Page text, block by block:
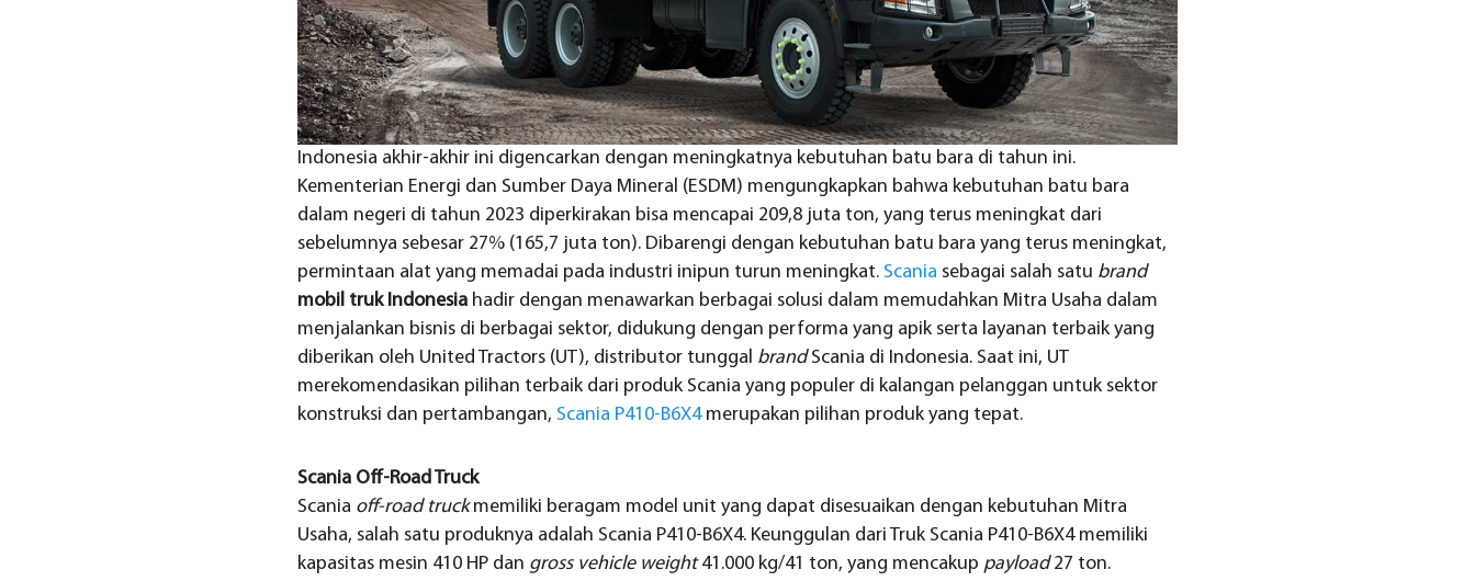
Indonesia akhir-akhir ini digencarkan dengan meningkatnya kebutuhan batu bara di tahun ini.
Kementerian Energi dan Sumber Daya Mineral (ESDM) mengungkapkan bahwa kebutuhan batu bara
dalam negeri di tahun 2023 diperkirakan bisa mencapai 209,8 juta ton, yang terus meningkat dari
sebelumnya sebesar 27% (165,7 juta ton). Dibarengi dengan kebutuhan batu bara yang terus meningkat,
permintaan alat yang memadai pada industri inipun turun meningkat. Scania sebagai salah satu brand
mobil truk Indonesia hadir dengan menawarkan berbagai solusi dalam memudahkan Mitra Usaha dalam
menjalankan bisnis di berbagai sektor, didukung dengan performa yang apik serta layanan terbaik yang
diberikan oleh United Tractors (UT), distributor tunggal brandScania di Indonesia. Saat ini, UT
merekomendasikan pilihan terbaik dari produk Scania yang populer di kalangan pelanggan untuk sektor
konstruksi dan pertambangan, Scania P410-B6X4merupakan pilihan produk yang tepat.
Scania Off-Road Truck
Scania off-road truckmemiliki beragam model unit yang dapat disesuaikan dengan kebutuhan Mitra
Usaha, salah satu produknya adalah Scania P410-B6X4. Keunggulan dari Truk Scania P410-B6X4 memiliki
kapasitas mesin 410 HP dan gross vehicle weight41.000 kg/41 ton, yang mencakup payload27 ton.